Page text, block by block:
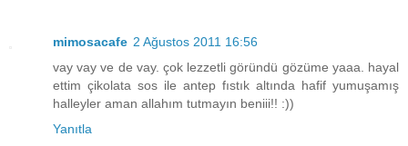
mimosacafe 2 Ağustos 2011 16:56
vay vay ve de vay. çok lezzetli göründü gözüme yaaa. hayal
ettim çikolata sos ile antep fıstık altında hafif yumuşamış
halleyler aman allahım tutmayın beniii!! :))
Yanıtla